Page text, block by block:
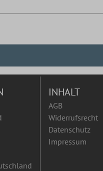
INHALT
AGB
Widerrufsrecht
Datenschutz
Impressum